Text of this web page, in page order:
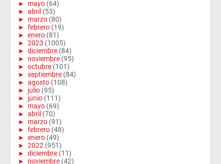
► mayo (64)
► abril (53)
► marzo (80)
► febrero (19)
► enero (81)
► 2023 (1005)
► diciembre (84)
► noviembre (95)
► octubre (101)
► septiembre (84)
► agosto (108)
► julio (95)
► junio (111)
► mayo (69)
► abril (70)
► marzo (91)
► febrero (48)
► enero (49)
► 2022 (951)
► diciembre (11)
► noviembre (42)